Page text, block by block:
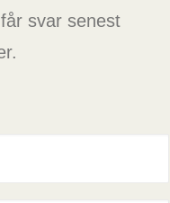
svar senest